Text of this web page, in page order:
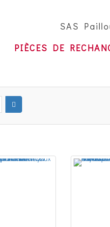
SAS
PIÈCES DE